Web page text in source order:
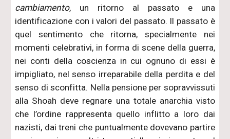
cambiamento, un ritorno al passato e una
identificazione con i valori del passato. Il passato è
quel sentimento che ritorna, specialmente nei
momenti celebrativi, in forma di scene della guerra,
nei conti della coscienza in cui ognuno di essi è
impigliato, nel senso irreparabile della perdita e del
senso di sconfitta. Nella pensione per sopravvissuti
alla Shoah deve regnare una totale anarchia visto
che l’ordine rappresenta quello inflitto a loro dai
nazisti, dai treni che puntualmente dovevano partire